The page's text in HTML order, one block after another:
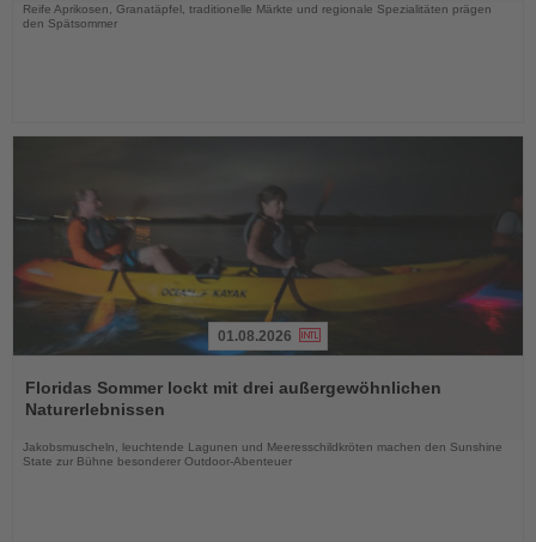
Reife Aprikosen, Granatäpfel, traditionelle Märkte und regionale Spezialitäten prägen
den Spätsommer
Sie
die
01.08.2026
Floridas Sommer lockt mit drei außergewöhnlichen
Naturerlebnissen
Jakobsmuscheln, leuchtende Lagunen und Meeresschildkröten machen den Sunshine
State zur Bühne besonderer Outdoor-Abenteuer